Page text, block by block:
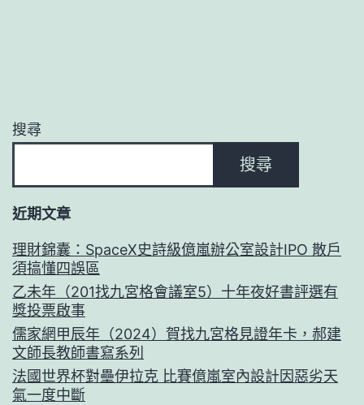
搜尋
搜尋
近期文章
理財錦囊：SpaceX史詩級億嵐辦公室設計IPO 散戶
須搞懂四誤區
乙未年（201找九宮格會議室5）十年夜好書評選有
獎投票啟事
儒家網甲辰年（2024）賀找九宮格見證年卡，郝建
文師長教師書寫系列
法國世界杯對壘伊拉克 比賽億嵐室內設計因惡劣天
氣一度中斷